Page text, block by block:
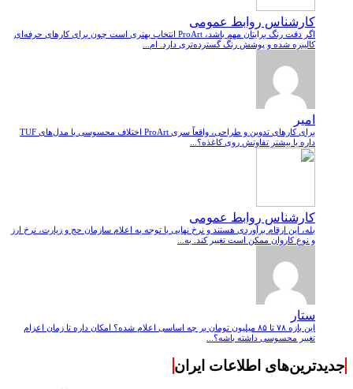
کارشناس روابط عمومی
اگر دقت رنگ برایتان مهم باشد، ProArt انتخاب بهتری است چون برای کارهای حرفه‌ای
کالیبره شده و پوشش رنگ گسترده‌تری دارد. ام...
امیر
برای کارهای تدوین و طراحی، واقعاً سری ProArt اختلاف محسوسی با مدل‌های TUF
داره یا بیشتر تفاوتش روی کاغذه؟...
کارشناس روابط عمومی
بله، این ارقام برآوردی هستند و نرخ نهایی با توجه به اعلام سازمان حج و زیارت، نرخ ارز
و نوع کاروان ممکن است تغییر کند. به...
ستار
این بازه ۷۸ تا ۸۵ میلیون تومان بر چه اساسی اعلام شده؟ امکان داره تا زمان اعزام
تغییر محسوسی داشته باشه؟...
جدیدترین‌های اطلاعات ایران